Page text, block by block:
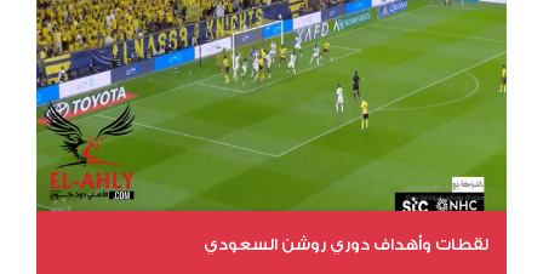
لقطات وأهداف دوري روشن السعودي